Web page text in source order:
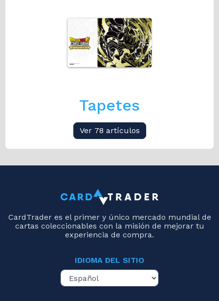
Tapetes
Ver 78 artículos
CardTrader es el primer y único mercado mundial de
cartas coleccionables con la misión de mejorar tu
experiencia de compra.
IDIOMA DEL SITIO